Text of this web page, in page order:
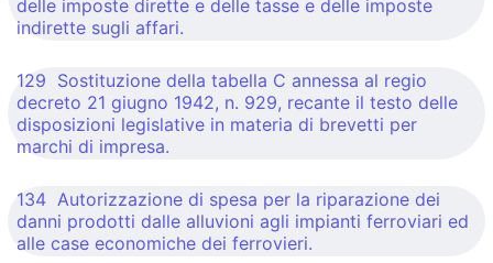
delle imposte dirette e delle tasse e delle imposte
indirette sugli affari.
129 Sostituzione della tabella C annessa al regio
decreto 21 giugno 1942, n. 929, recante il testo delle
disposizioni legislative in materia di brevetti per
marchi di impresa.
134 Autorizzazione di spesa per la riparazione dei
danni prodotti dalle alluvioni agli impianti ferroviari ed
alle case economiche dei ferrovieri.